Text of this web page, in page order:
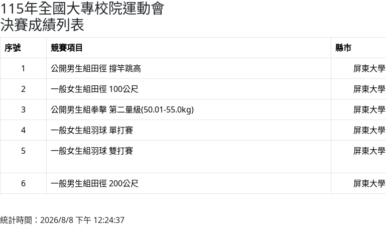
115年全國大專校院運動會
決賽成績列表
序號 競賽項目 縣市
1
公開男生組田徑 撐竿跳高 屏東大學
2
一般女生組田徑 100公尺 屏東大學
3
公開男生組拳擊 第二量級(50.01-55.0kg) 屏東大學
4
一般女生組羽球 單打賽 屏東大學
5
一般女生組羽球 雙打賽 屏東大學
6 一般男生組田徑 200公尺 屏東大學
統計時間：2026/8/8 下午 12:24:37